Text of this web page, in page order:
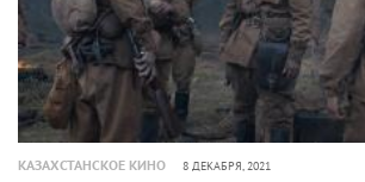
КАЗАХСТАНСКОЕ КИНО 8 ДЕКАБРЯ, 2021